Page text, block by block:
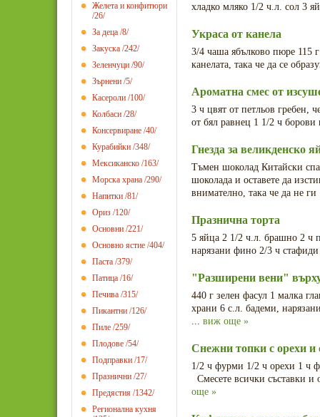
Желета и конфитюри
/26/
За деца /8/
Закуска /242/
Зеленчуци /90/
Зърнени /5/
Касероли /100/
Колбаси /28/
Консервиране /40/
Курабийки /348/
Мексиканско /163/
Морска храна /290/
Напитки /81/
Ориз /120/
Основни /221/
Основно ястие /404/
Паста /379/
Патица /16/
Печива /315/
Пикантни /126/
Пиле /259/
Плодове /54/
Подправки /17/
Празнични /27/
Предястия /1342/
Регионална кухня
хладко мляко 1/2 ч.л. сол 3
Украса от канела
3/4 чаша ябълково пюре 115
канелата, така че да се
Ароматна смес от
3 ч цвят от петльов гребен,
от бял равнец 1 1/2 ч
Гнезда за великденско
Тъмен шоколад Китайски
шоколада и оставете да
внимателно, така че да не
Празнична торта
5 яйца 2 1/2 ч.л. брашно 2 ч
нарязани фино 2/3 ч
"Разширени вени"
440 г зелен фасул 1 малка
храни 6 с.л. бадеми,
... виж още »
Снежни топки с орехи и
1/2 ч фурми 1/2 ч орехи 1 ч
Смесете всички съставки
още »